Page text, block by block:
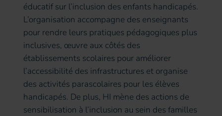
éducatif sur l’inclusion des enfants handicapés.
L’organisation accompagne des enseignants
pour rendre leurs pratiques pédagogiques plus
inclusives, œuvre aux côtés des
établissements scolaires pour améliorer
l’accessibilité des infrastructures et organise
des activités parascolaires pour les élèves
handicapés. De plus, HI mène des actions de
sensibilisation à l’inclusion au sein des familles